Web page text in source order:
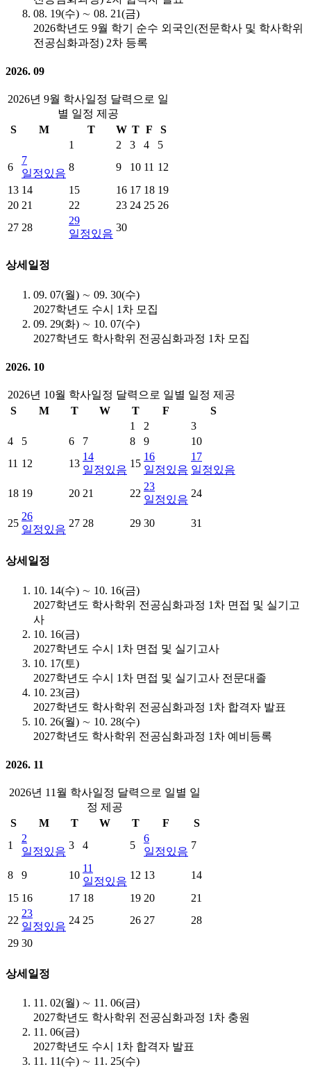
08. 19(수) ∼ 08. 21(금)
2026학년도 9월 학기 순수 외국인(전문학사 및 학사학위
전공심화과정) 2차 등록
2026. 09
2026년 9월 학사일정 달력으로 일
별 일정 제공
S
M T W T F
S
1
2 3 4
5
6
7
일정있음
8 9 10 11 12
13 14 15 16 17 18 19
20 21 22 23 24 25 26
27 28
29
일정있음
30
상세일정
09. 07(월) ∼ 09. 30(수)
2027학년도 수시 1차 모집
09. 29(화) ∼ 10. 07(수)
2027학년도 학사학위 전공심화과정 1차 모집
2026. 10
2026년 10월 학사일정 달력으로 일별 일정 제공
S
M T W T F
S
1
2
3
4
5 6 7 8 9
10
11 12 13
14
일정있음
15
16
일정있음
17
일정있음
18 19 20 21 22
23
일정있음
24
25
26
일정있음
27 28 29 30 31
상세일정
10. 14(수) ∼ 10. 16(금)
2027학년도 학사학위 전공심화과정 1차 면접 및 실기고
사
10. 16(금)
2027학년도 수시 1차 면접 및 실기고사
10. 17(토)
2027학년도 수시 1차 면접 및 실기고사 전문대졸
10. 23(금)
2027학년도 학사학위 전공심화과정 1차 합격자 발표
10. 26(월) ∼ 10. 28(수)
2027학년도 학사학위 전공심화과정 1차 예비등록
2026. 11
2026년 11월 학사일정 달력으로 일별 일
정 제공
S
M T W T F
S
1
2
일정있음
3 4 5
6
일정있음
7
8 9 10
11
일정있음
12 13
14
15 16 17 18 19 20
21
22
23
일정있음
24 25 26 27
28
29 30
상세일정
11. 02(월) ∼ 11. 06(금)
2027학년도 학사학위 전공심화과정 1차 충원
11. 06(금)
2027학년도 수시 1차 합격자 발표
11. 11(수) ∼ 11. 25(수)